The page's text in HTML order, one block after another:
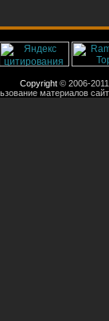
Copyright © 2006-
материалов